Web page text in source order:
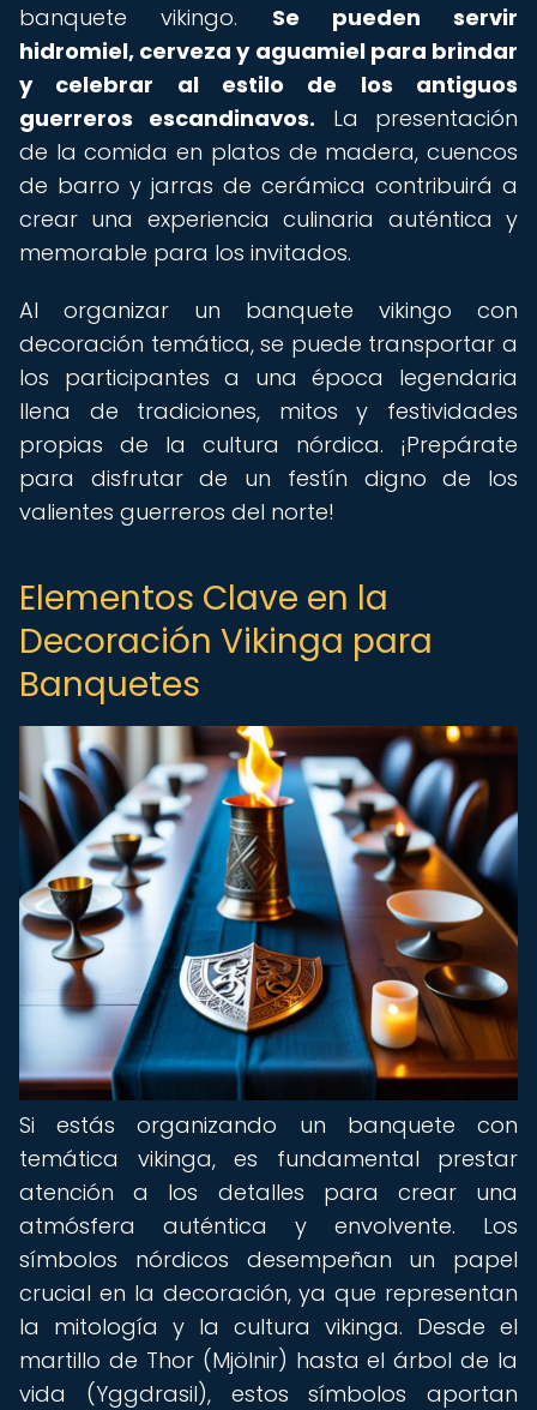
banquete vikingo. Se pueden servir
hidromiel, cerveza y aguamiel para brindar
y celebrar al estilo de los antiguos
guerreros escandinavos. La presentación
de la comida en platos de madera, cuencos
de barro y jarras de cerámica contribuirá a
crear una experiencia culinaria auténtica y
memorable para los invitados.
Al organizar un banquete vikingo con
decoración temática, se puede transportar a
los participantes a una época legendaria
llena de tradiciones, mitos y festividades
propias de la cultura nórdica. ¡Prepárate
para disfrutar de un festín digno de los
valientes guerreros del norte!
Elementos Clave en la
Decoración Vikinga para
Banquetes
Si estás organizando un banquete con
temática vikinga, es fundamental prestar
atención a los detalles para crear una
atmósfera auténtica y envolvente. Los
símbolos nórdicos desempeñan un papel
crucial en la decoración, ya que representan
la mitología y la cultura vikinga. Desde el
martillo de Thor (Mjölnir) hasta el árbol de la
vida (Yggdrasil), estos símbolos aportan